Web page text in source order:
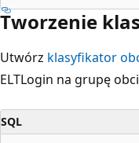
Tworzenie
Utwórz klasyfikator
ELTLogin na grupę
SQL